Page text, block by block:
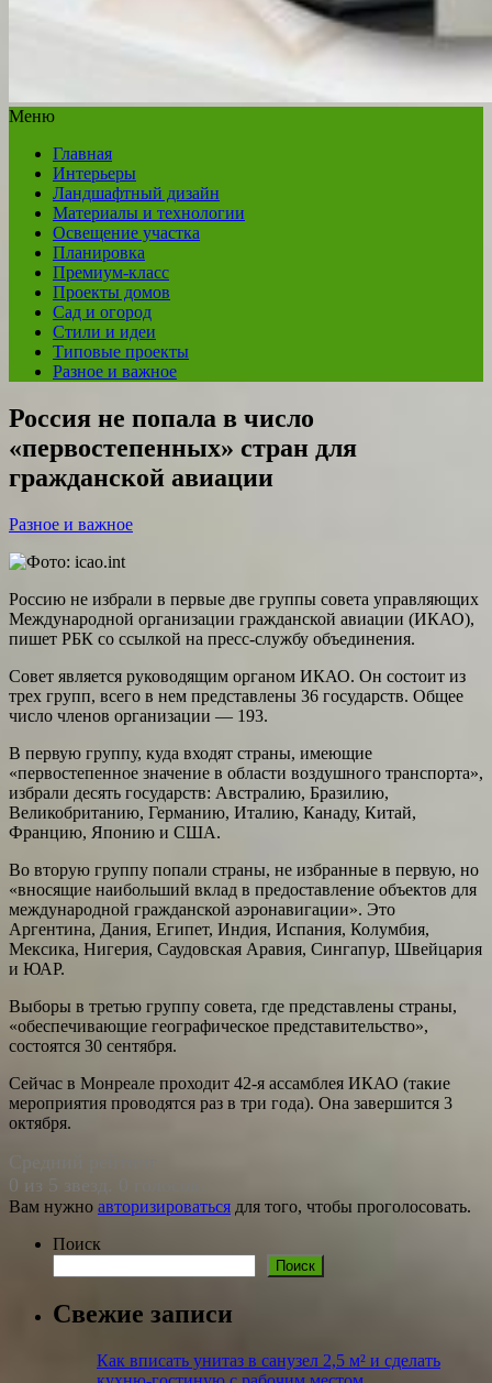
Меню
Главная
Интерьеры
Ландшафтный дизайн
Материалы и технологии
Освещение участка
Планировка
Премиум-класс
Проекты домов
Сад и огород
Стили и идеи
Типовые проекты
Разное и важное
Россия не попала в число
«первостепенных» стран для
гражданской авиации
Разное и важное
Россию не избрали в первые две группы совета управляющих
Международной организации гражданской авиации (ИКАО),
пишет РБК со ссылкой на пресс-службу объединения.
Совет является руководящим органом ИКАО. Он состоит из
трех групп, всего в нем представлены 36 государств. Общее
число членов организации — 193.
В первую группу, куда входят страны, имеющие
«первостепенное значение в области воздушного транспорта»,
избрали десять государств: Австралию, Бразилию,
Великобританию, Германию, Италию, Канаду, Китай,
Францию, Японию и США.
Во вторую группу попали страны, не избранные в первую, но
«вносящие наибольший вклад в предоставление объектов для
международной гражданской аэронавигации». Это
Аргентина, Дания, Египет, Индия, Испания, Колумбия,
Мексика, Нигерия, Саудовская Аравия, Сингапур, Швейцария
и ЮАР.
Выборы в третью группу совета, где представлены страны,
«обеспечивающие географическое представительство»,
состоятся 30 сентября.
Сейчас в Монреале проходит 42-я ассамблея ИКАО (такие
мероприятия проводятся раз в три года). Она завершится 3
октября.
0 из 5 звезд. 0 голосов.
Вам нужно авторизироваться для того, чтобы проголосовать.
Поиск
Поиск
Свежие записи
Как вписать унитаз в санузел 2,5 м²​ и сделать